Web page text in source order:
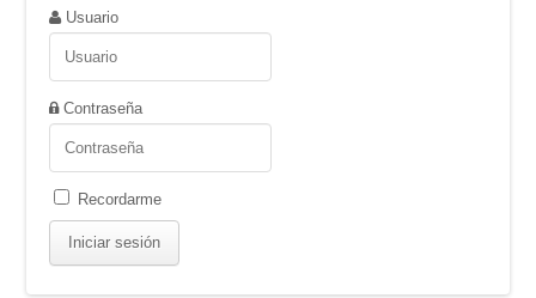
Usuario
Contraseña
Recordarme